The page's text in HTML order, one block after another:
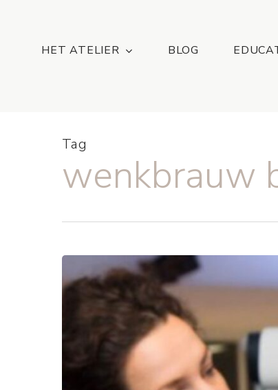
HET ATELIER BLOG
Tag
wenkbrauw
BROW
TIME,
perfecte
wenkbrauwen
door
Beukers!